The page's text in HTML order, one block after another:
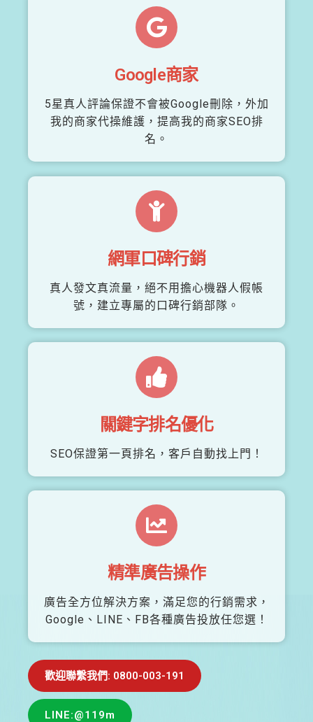
Google商家
5星真人評論保證不會被Google刪除，外加
我的商家代操維護，提高我的商家SEO排
名。
網軍口碑行銷
真人發文真流量，絕不用擔心機器人假帳
號，建立專屬的口碑行銷部隊。
關鍵字排名優化
SEO保證第一頁排名，客戶自動找上門！
精準廣告操作
廣告全方位解決方案，滿足您的行銷需求，
Google、LINE、FB各種廣告投放任您選！
歡迎聯繫我們: 0800-003-191
LINE:@119m